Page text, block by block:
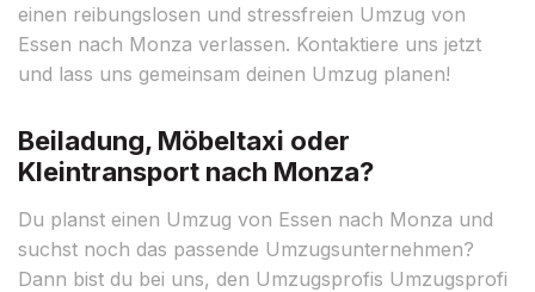
einen reibungslosen und stressfreien Umzug von
Essen nach Monza verlassen. Kontaktiere uns jetzt
und lass uns gemeinsam deinen Umzug planen!
Beiladung, Möbeltaxi oder
Kleintransport nach Monza?
Du planst einen Umzug von Essen nach Monza und
suchst noch das passende Umzugsunternehmen?
Dann bist du bei uns, den Umzugsprofis Umzugsprofi